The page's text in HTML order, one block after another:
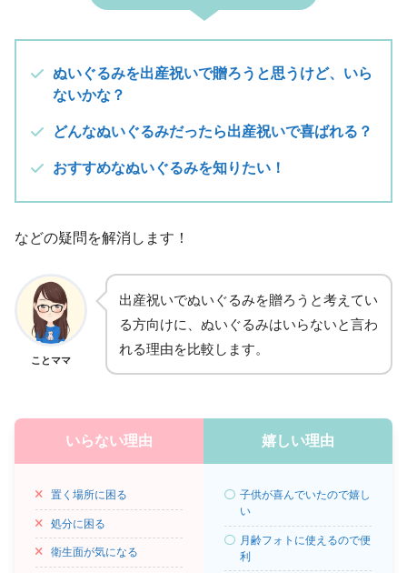
ぬいぐるみを出産祝いで贈ろうと思うけど、いら
ないかな？
どんなぬいぐるみだったら出産祝いで喜ばれる？
おすすめなぬいぐるみを知りたい！
などの疑問を解消します！
ことママ
出産祝いでぬいぐるみを贈ろうと考えてい
る方向けに、ぬいぐるみはいらないと言わ
れる理由を比較します。
いらない理由
置く場所に困る
処分に困る
衛生面が気になる
嬉しい理由
子供が喜んでいたので嬉し
い
月齢フォトに使えるので便
利